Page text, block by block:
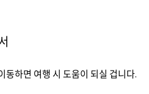
동하면 여행 시 도움이 되실 겁니다.